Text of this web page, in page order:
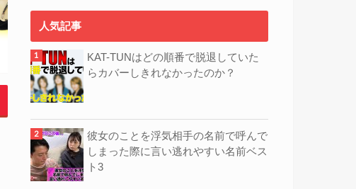
人気記事
KAT-TUNはどの順番で脱退していた
らカバーしきれなかったのか？
彼女のことを浮気相手の名前で呼んで
しまった際に言い逃れやすい名前ベス
ト3